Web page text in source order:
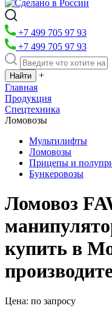
+7 499 705 97 93
+7 499 705 97 93
+
Главная
Продукция
Спецтехника
Ломовозы
Мультилифты
Ломовозы
Прицепы и
Бункеровозы
Ломовоз
купить в
Цена: по запросу